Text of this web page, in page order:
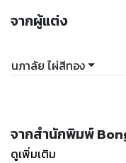
กันว่ามันจะสิ้นสุดลงตรง
จากผู้แต่ง
นภาลัย ไผ่สีทอง
จากสำนักพิมพ์
ดูเพิ่มเติม